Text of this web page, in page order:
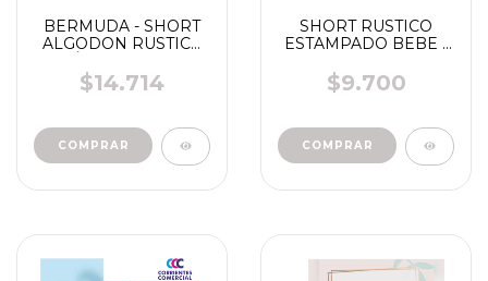
BERMUDA - SHORT
ALGODON RUSTICA
2244
$14.714
COMPRAR
SHORT RUSTICO
ESTAMPADO BEBE "
$9.700
COMPRAR